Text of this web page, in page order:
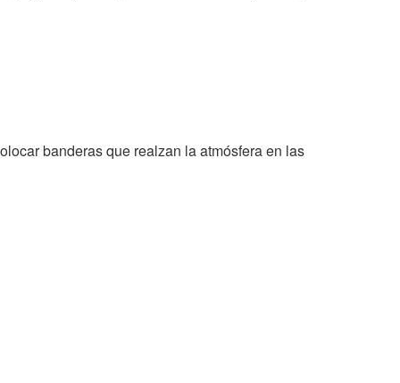
banderas que realzan la atmósfera en las